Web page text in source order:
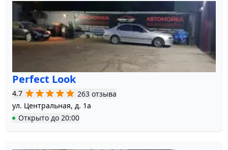
Perfect Look
4.7
263 отзыва
ул. Центральная, д. 1а
Открыто до 20:00